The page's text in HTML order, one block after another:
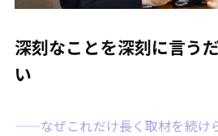
深刻なことを深刻に言う
い
——なぜこれだけ長く取材を続け